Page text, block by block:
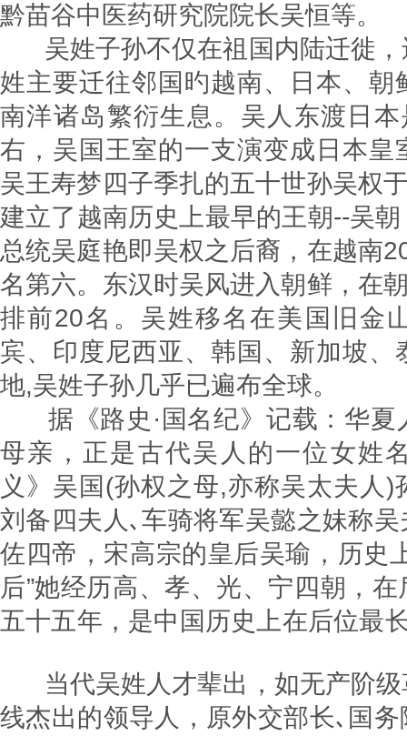
黔苗谷中医药研究院院长
吴姓子孙不仅在祖国内陆迁徙，
姓主要迁往邻国旳越南、日本、朝
南洋诸岛繁衍生息。吴人东渡日
右，吴国王室的一支演变成日本皇
吴王寿梦四子季扎的五十世孙吴权
建立了越南历史上最早的王朝--吴
总统吴庭艳即吴权之后裔，在越南
名第六。东汉时吴风进入朝鲜，在
排前20名。吴姓移名在美国旧金
宾、印度尼西亚、韩国、新加坡、
地,吴姓子孙几乎已遍布全
据《路史·国名纪》记载：华夏
母亲，正是古代吴人的一位女姓
义》吴国(孙权之母,亦称吴太夫人)
刘备四夫人､车骑将军吴懿之妹称
佐四帝，宋高宗的皇后吴瑜，历史
后”她经历高、孝、光、宁四朝，
五十五年，是中国历史上在后
当代吴姓人才辈出，如无产阶级
线杰出的领导人，原外交部长､国